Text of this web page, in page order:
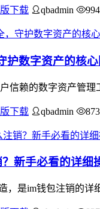
下载 qbadmin 994
护数字资产的核
信赖的数字资产管
下载 qbadmin 873
新手必看的详细
，是im钱包注销的详